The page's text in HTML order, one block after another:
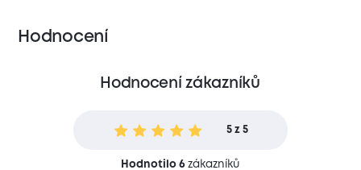
Hodnocení
Hodnocení zákazníků
5 z 5
Hodnotilo 6 zákazníků